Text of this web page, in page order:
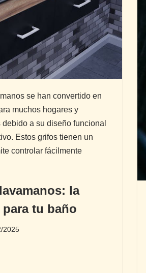
se han convertido en
muchos hogares y
a su diseño funcional
Estos grifos tienen un
controlar fácilmente
la
tu baño
2025